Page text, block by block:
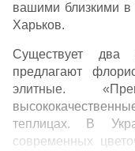
вашими близкими в
Харьков.
Существует два
предлагают
элитные.
теплицах. В
современных